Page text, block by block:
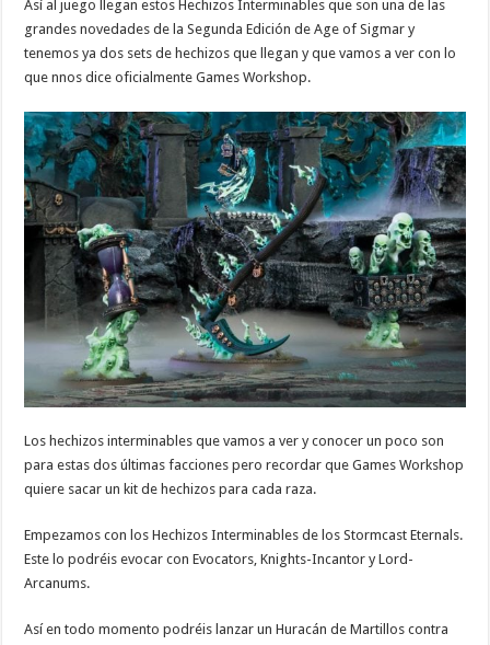
Así al juego llegan estos Hechizos Interminables que son una de las
grandes novedades de la Segunda Edición de Age of Sigmar y
tenemos ya dos sets de hechizos que llegan y que vamos a ver con lo
que nnos dice oficialmente Games Workshop.
Los hechizos interminables que vamos a ver y conocer un poco son
para estas dos últimas facciones pero recordar que Games Workshop
quiere sacar un kit de hechizos para cada raza.
Empezamos con los Hechizos Interminables de los Stormcast Eternals.
Este lo podréis evocar conEvocators, Knights-Incantor y Lord-
Arcanums.
Así en todo momento podréis lanzar un Huracán de Martillos contra